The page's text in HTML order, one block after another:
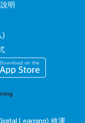
明
)
Learning) 維運